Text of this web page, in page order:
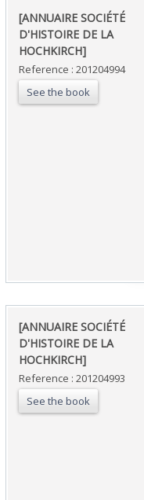
‎[ANNUAIRE SOCIÉTÉ
D'HISTOIRE DE LA
HOCHKIRCH]‎
Reference : 201204994
See the book
‎[ANNUAIRE SOCIÉTÉ
D'HISTOIRE DE LA
HOCHKIRCH]‎
Reference : 201204993
See the book